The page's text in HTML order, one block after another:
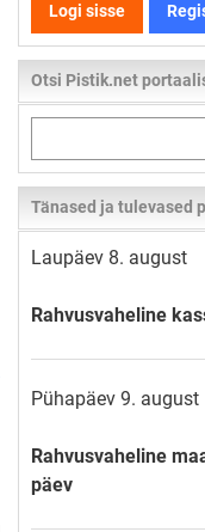
Logi sisse
Otsi Pistik.net
kogu
lehelt
Tänased ja tulevased
Laupäev 8. august
Rahvusvaheline
Pühapäev 9. august
Rahvusvaheline
päev